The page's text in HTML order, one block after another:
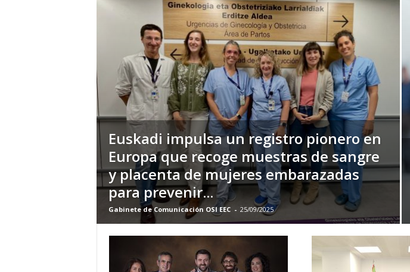
R
R
I
C
R
U
C
E
S
Euskadi impulsa un registro pionero en
Europa que recoge muestras de sangre
y placenta de mujeres embarazadas
para prevenir...
Gabinete de Comunicación OSI EEC - 25/09/2025